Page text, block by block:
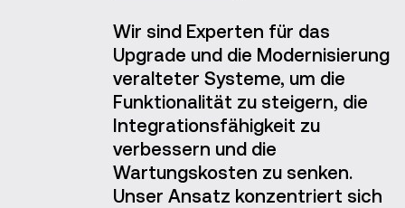
Wir sind Experten für das
Upgrade und die Modernisierung
veralteter Systeme, um die
Funktionalität zu steigern, die
Integrationsfähigkeit zu
verbessern und die
Wartungskosten zu senken.
Unser Ansatz konzentriert sich